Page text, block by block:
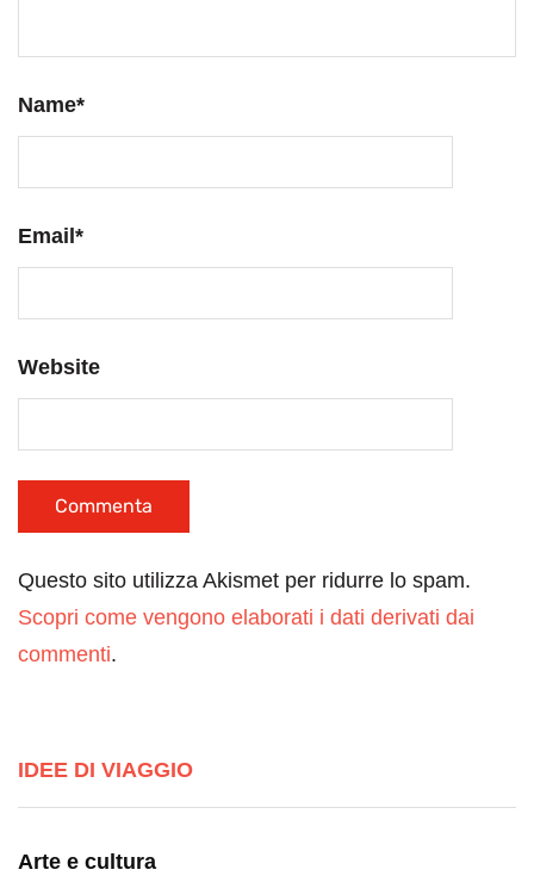
Name*
Email *
Website
Questo sito utilizza Akismet per ridurre lo spam.
Scopri come vengono elaborati i dati derivati dai
commenti.
IDEE DI VIAGGIO
Arte e cultura